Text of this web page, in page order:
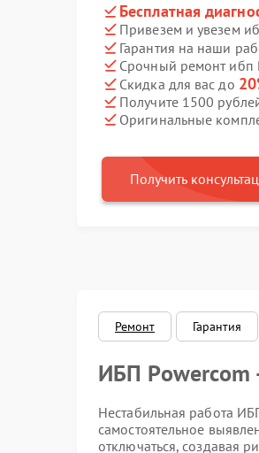
Бесплатная
Привезем и увезем
Гарантия на наши
Срочный ремонт ибп
Скидка для вас до
Получите 1500
Оригинальные
Получить
Ремонт Гарантия
ИБП Powercom
Нестабильная работа
самостоятельное
отключаться, создавая